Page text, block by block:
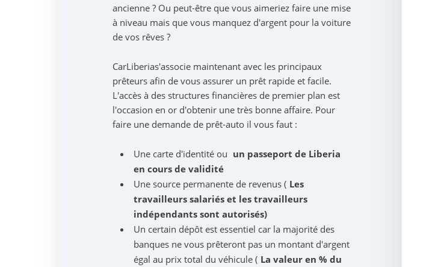
ancienne ? Ou peut-être que vous aimeriez faire une mise
à niveau mais que vous manquez d'argent pour la voiture
de vos rêves ?
CarLiberias'associe maintenant avec les principaux
prêteurs afin de vous assurer un prêt rapide et facile.
L'accès à des structures financières de premier plan est
l'occasion en or d'obtenir une très bonne affaire. Pour
faire une demande de prêt-auto il vous faut :
Une carte d'identité ou un passeport de Liberia
en cours de validité
Une source permanente de revenus ( Les
travailleurs salariés et les travailleurs
indépendants sont autorisés)
Un certain dépôt est essentiel car la majorité des
banques ne vous prêteront pas un montant d'argent
égal au prix total du véhicule ( La valeur en % du